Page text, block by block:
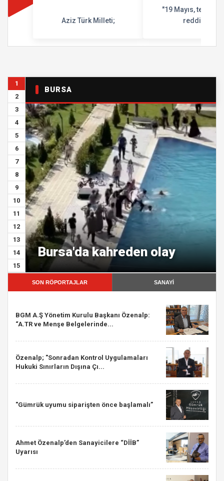
Aziz Türk Milleti;
"19 Mayıs,
reddidir"
1
2
3
4
5
6
7
8
9
10
11
12
13
14
15
BURSA
Bursa'da kahreden olay
SON RÖPORTAJLAR SANAYİ
BGM A.Ş Yönetim Kurulu Başkanı Özenalp:
“A.TR ve Menşe Belgelerinde...
Özenalp; "Sonradan Kontrol Uygulamaları
Hukuki Sınırların Dışına Çı...
"Gümrük uyumu siparişten önce başlamalı”
Ahmet Özenalp’den Sanayicilere “DİİB”
Uyarısı